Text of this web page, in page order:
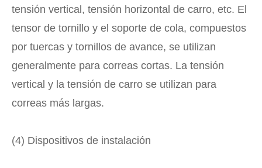
tensión vertical, tensión horizontal de carro, etc. El
tensor de tornillo y el soporte de cola, compuestos
por tuercas y tornillos de avance, se utilizan
generalmente para correas cortas. La tensión
vertical y la tensión de carro se utilizan para
correas más largas.
(4) Dispositivos de instalación